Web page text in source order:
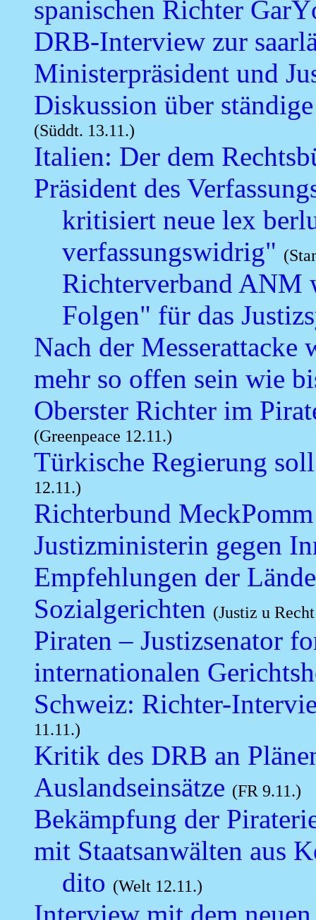
spanischen Richter
DRB-Interview zur
Ministerpräsident und
Diskussion über
(Süddt. 13.11.)
Italien: Der dem
Präsident des
kritisiert neue lex
verfassungswidrig"
Richterverband ANM
Folgen" für das
Nach der Messerattacke
mehr so offen sein wie
Oberster Richter im
(Greenpeace 12.11.)
Türkische Regierung
12.11.)
Richterbund
Justizministerin gegen
Empfehlungen der
Sozialgerichten (Justiz u
Piraten – Justizsenator
internationalen
Schweiz: Richter-
11.11.)
Kritik des DRB an
Auslandseinsätze (FR 9.11.)
Bekämpfung der
mit Staatsanwälten aus
dito (Welt 12.11.)
Interview mit dem